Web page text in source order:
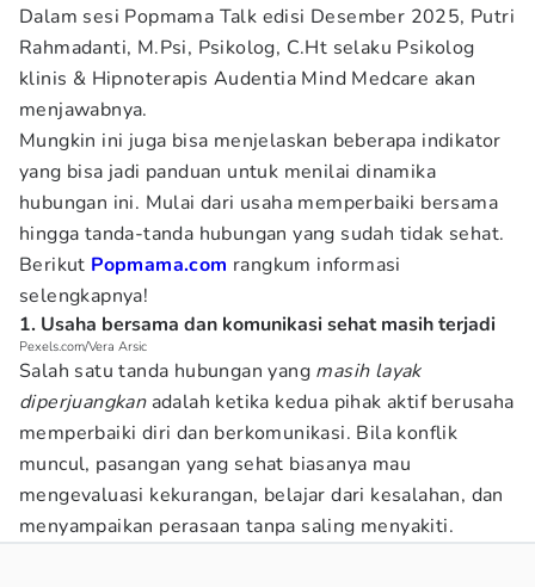
Dalam sesi Popmama Talk edisi Desember 2025, Putri
Rahmadanti, M.Psi, Psikolog, C.Ht selaku Psikolog
klinis & Hipnoterapis Audentia Mind Medcare akan
menjawabnya.
Mungkin ini juga bisa menjelaskan beberapa indikator
yang bisa jadi panduan untuk menilai dinamika
hubungan ini. Mulai dari usaha memperbaiki bersama
hingga tanda-tanda hubungan yang sudah tidak sehat.
Berikut Popmama.com rangkum informasi
selengkapnya!
1. Usaha bersama dan komunikasi sehat masih terjadi
Pexels.com/Vera Arsic
Salah satu tanda hubungan yang masih layak
diperjuangkanadalah ketika kedua pihak aktif berusaha
memperbaiki diri dan berkomunikasi. Bila konflik
muncul, pasangan yang sehat biasanya mau
mengevaluasi kekurangan, belajar dari kesalahan, dan
menyampaikan perasaan tanpa saling menyakiti.